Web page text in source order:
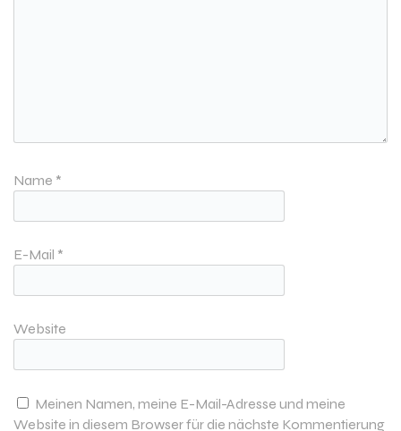
Name *
E-Mail *
Website
Meinen Namen, meine E-Mail-Adresse und meine
Website in diesem Browser für die nächste Kommentierung